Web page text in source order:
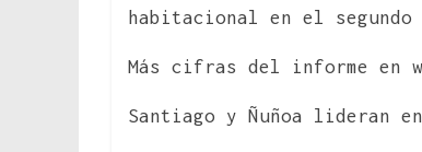
habitacional en el
Más cifras del informe en
Santiago y Ñuñoa lideran